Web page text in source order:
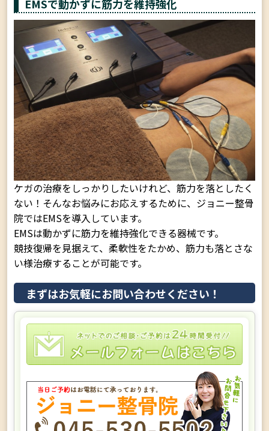
EMSで動かずに筋力を維持強化
ケガの治療をしっかりしたいけれど、筋力を落としたく
ない！そんなお悩みにお応えするために、ジョニー整骨
院ではEMSを導入しています。
EMSは動かずに筋力を維持強化できる器械です。
競技復帰を見据えて、柔軟性をたかめ、筋力も落とさな
い様治療することが可能です。
まずはお気軽にお問い合わせください！